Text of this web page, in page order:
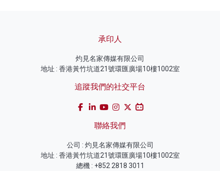
承印人
灼見名家傳媒有限公司
地址 : 香港黃竹坑道21號環匯廣場10樓1002室
追蹤我們的社交平台
聯絡我們
公司 : 灼見名家傳媒有限公司
地址 : 香港黃竹坑道21號環匯廣場10樓1002室
總機 : +852 2818 3011